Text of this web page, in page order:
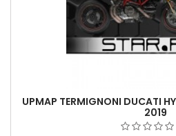
UPMAP TERMIGNONI DUCATI
2019